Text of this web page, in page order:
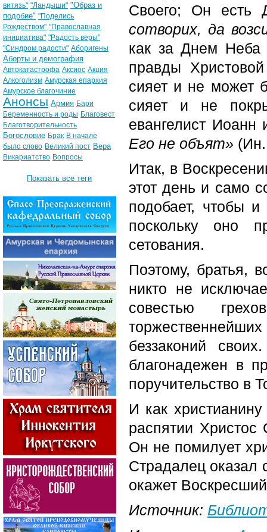
Своего; Он есть
сотворих, да
как за Днем Неба
правды
сияет и не может
сияет и не
евангелист Иоанн
Его не объят»
Итак, в
этот день и само
подобает, чтобы
поскольку оно
сетования.
Поэтому, братья,
никто не
совестью
беззаконий
благонадежен в
поручительство в
И как
распятии Христос
Он не помилует
Страдалец оказал
окажет
Источник:
витязь" "Ландыши" "Образ и
подобие" "Поделись
Рождеством" "Православная
инициатива" "Радость веры"
"Синдром радости" Аборигены
Аборты и демография
Автокатастрофа Аксиос Акция
Алкоголизм Амурская епархия
Амурское благочиние
Анонсы Армия Бари
Беременность и роды Благовест
Благотворительность
Богословие Брак В начале
было слово Великий пост Вера
Викариатство Вопросы
Показать все теги